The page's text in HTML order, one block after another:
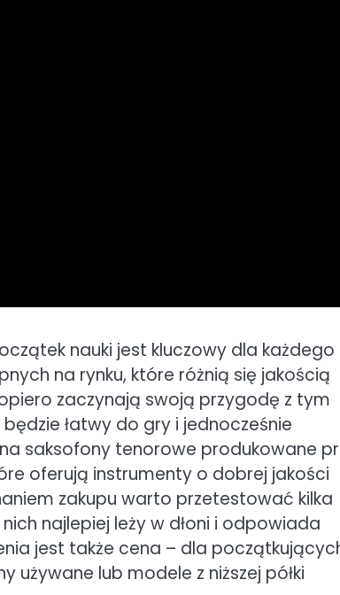
nauki jest kluczowy dla każdego
na rynku, które różnią się jakością
zaczynają swoją przygodę z tym
łatwy do gry i jednocześnie
saksofony tenorowe produkowane
oferują instrumenty o dobrej jakości
zakupu warto przetestować kilka
najlepiej leży w dłoni i odpowiada
jest także cena – dla
lub modele z niższej półki